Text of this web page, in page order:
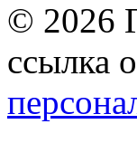
© 2026
ссылка